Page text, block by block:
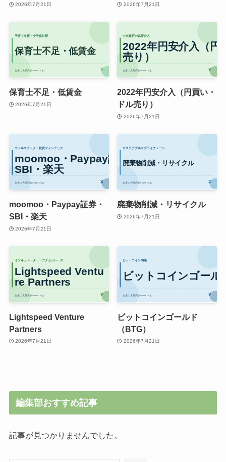
2026年7月21日 2026年7月21日
保育士不足・低賃金
2026年7月21日
2022年円安介入（円買い・
ドル売り）
2026年7月21日
moomoo・Paypay証券・
SBI・楽天
2026年7月21日
廃棄物削減・リサイクル
2026年7月21日
Lightspeed Venture
Partners
2026年7月21日
ビットコインゴールド
（BTG）
2026年7月21日
編集部おすすめ記事
記事が見つかりませんでした。